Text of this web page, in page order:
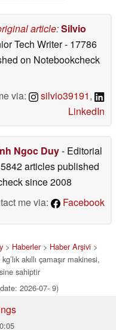
article:Silvio
Tech Writer- 17786
on Notebookcheck
via:
silvio39191,
LinkedIn
Ngoc Duy- Editorial
articles published
since 2008
me via:
Facebook
> Haberler> Haber Arşivi >
akıllı çamaşır makinesi,
sahiptir
2026-07- 9)